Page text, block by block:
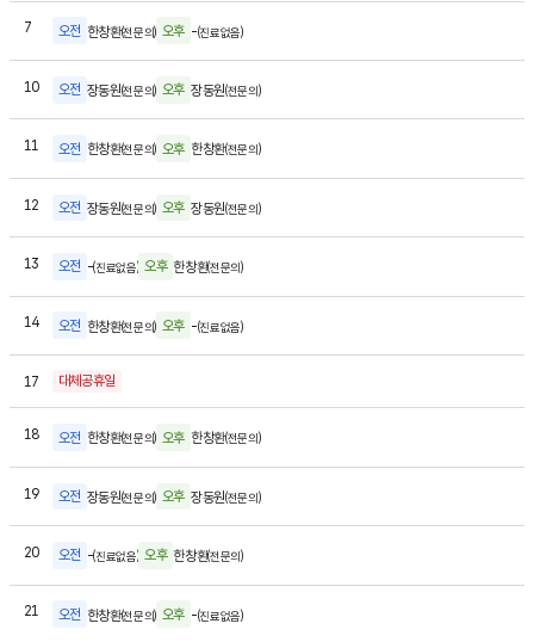
7금요일오전 한창환(전문의) 오후 -(진료없음)
10월요일
오전 장동원(전문의) 오후 장동원(전문의)
11 화요일
오전 한창환(전문의) 오후 한창환(전문의)
12 수요일
오전 장동원(전문의) 오후 장동원(전문의)
13 목요일
오전 -(진료없음) 오후 한창환(전문의)
14금요일
오전 한창환(전문의) 오후 -(진료없음)
17 월요일대체공휴일
18화요일
오전 한창환(전문의) 오후 한창환(전문의)
19수요일
오전 장동원(전문의) 오후 장동원(전문의)
20목요일
오전 -(진료없음) 오후 한창환(전문의)
21 금요일
오전 한창환(전문의) 오후 -(진료없음)